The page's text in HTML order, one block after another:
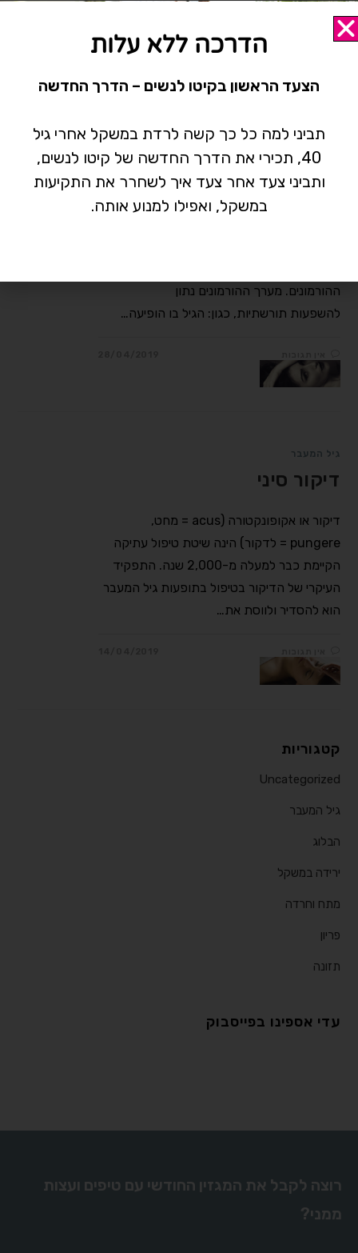
גיל מעבר מוקדם וגיל מעבר
מלאכותי
גיל מעבר מוקדם מוגדר על פי הרפואה
ההורמונים. מערך ההורמונים נתון
להשפעות תורשתיות, כגון: הגיל בו הופיעה…
גיל המעבר
דיקור סיני
דיקור או אקופונקטורה (acus = מחט,
pungere = לדקור) הינה שיטת טיפול עתיקה
הקיימת כבר למעלה מ-2,000 שנה. התפקיד
העיקרי של הדיקור בטיפול בתופעות גיל המעבר
הוא להסדיר ולווסת את…
קטגוריות
Uncategorized
גיל המעבר
הבלוג
ירידה במשקל
מתח וחרדה
פריון
תזונה
עדי אספינו בפייסבוק
רוצה לקבל את המגזין החודשי עם טיפים ועצות
ממני?
הדרכה ללא עלות
הצעד הראשון בקיטו לנשים – הדרך החדשה
תביני למה כל כך קשה לרדת במשקל אחרי גיל
40, תכירי את הדרך החדשה של קיטו לנשים,
ותביני צעד אחר צעד איך לשחרר את התקיעות
במשקל, ואפילו למנוע אותה.